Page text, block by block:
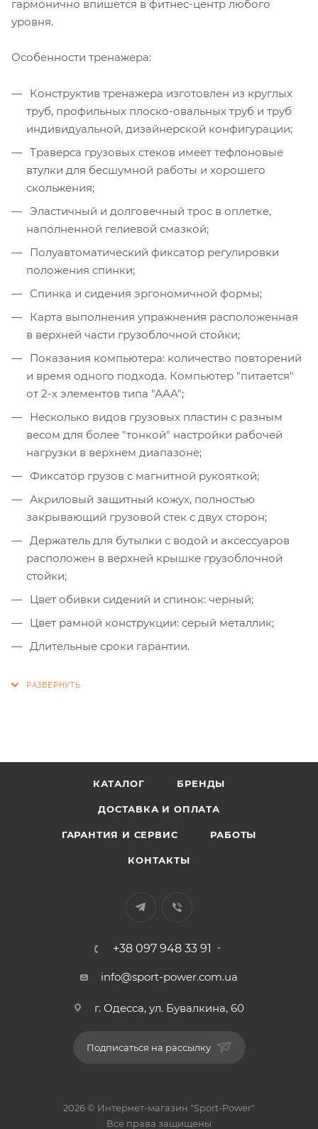
гармонично впишется в фитнес-центр любого
уровня.
Особенности тренажера:
Конструктив тренажера изготовлен из круглых
труб, профильных плоско-овальных труб и труб
индивидуальной, дизайнерской конфигурации;
Траверса грузовых стеков имеет тефлоновые
втулки для бесшумной работы и хорошего
скольжения;
Эластичный и долговечный трос в оплетке,
наполненной гелиевой смазкой;
Полуавтоматический фиксатор регулировки
положения спинки;
Спинка и сидения эргономичной формы;
Карта выполнения упражнения расположенная
в верхней части грузоблочной стойки;
Показания компьютера: количество повторений
и время одного подхода. Компьютер "питается"
от 2-х элементов типа "ААА";
Несколько видов грузовых пластин с разным
весом для более "тонкой" настройки рабочей
нагрузки в верхнем диапазоне;
Фиксатор грузов с магнитной рукояткой;
Акриловый защитный кожух, полностью
закрывающий грузовой стек с двух сторон;
Держатель для бутылки с водой и аксессуаров
расположен в верхней крышке грузоблочной
стойки;
Цвет обивки сидений и спинок: черный;
Цвет рамной конструкции: серый металлик;
Длительные сроки гарантии.
КАТАЛОГ БРЕНДЫ
ДОСТАВКА И ОПЛАТА
ГАРАНТИЯ И СЕРВИС РАБОТЫ
КОНТАКТЫ
+38 097 948 33 91
info@sport-power.com.ua
г. Одесса, ул. Бувалкина, 60
Подписаться на рассылку
2026 © Интернет-магазин "Sport-Power"
Все права защищены